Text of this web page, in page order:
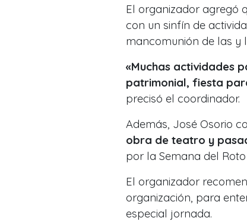
El organizador agregó
con un sinfín de
mancomunión de las y
«Muchas actividades
patrimonial, fiesta
precisó el coordinador.
Además, José Osorio
obra de teatro y
por la Semana del Roto
El organizador
organización, para
especial jornada.